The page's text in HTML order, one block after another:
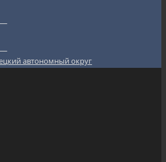
автономный округ